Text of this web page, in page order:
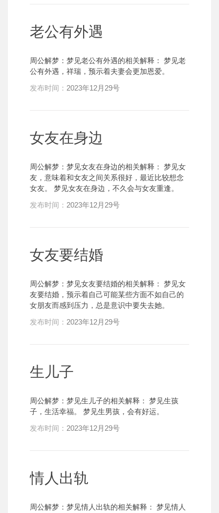
老公有外遇
周公解梦：梦见老公有外遇的相关解释： 梦见老
公有外遇，祥瑞，预示着夫妻会更加恩爱。
发布时间： 2023年12月29号
女友在身边
周公解梦：梦见女友在身边的相关解释： 梦见女
友，意味着和女友之间关系很好，最近比较想念
女友。 梦见女友在身边，不久会与女友重逢。
发布时间： 2023年12月29号
女友要结婚
周公解梦：梦见女友要结婚的相关解释： 梦见女
友要结婚，预示着自己可能某些方面不如自己的
女朋友而感到压力，总是意识中要失去她。
发布时间： 2023年12月29号
生儿子
周公解梦：梦见生儿子的相关解释： 梦见生孩
子，生活幸福。 梦见生男孩，会有好运。
发布时间： 2023年12月29号
情人出轨
周公解梦：梦见情人出轨的相关解释： 梦见情人